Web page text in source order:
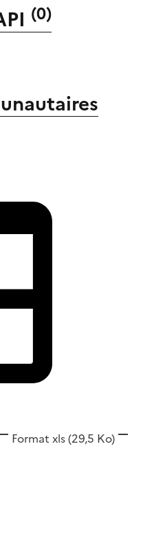
(0)
Format xls(29,5 Ko)